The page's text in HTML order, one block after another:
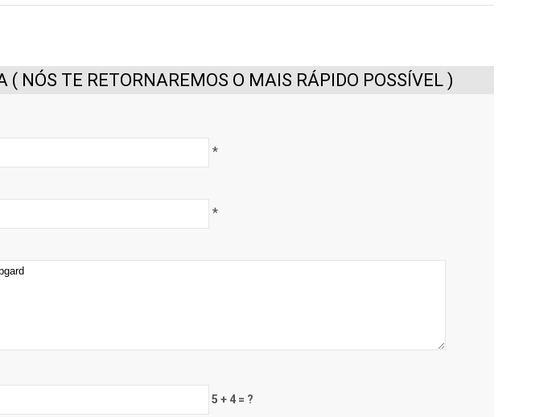
( NÓS TE RETORNAREMOS O MAIS RÁPIDO POSSÍVEL )
*
*
5 + 4 = ?